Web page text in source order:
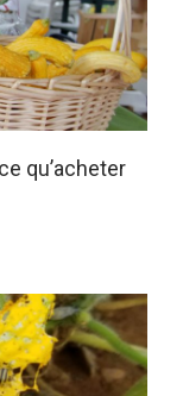
qu’acheter